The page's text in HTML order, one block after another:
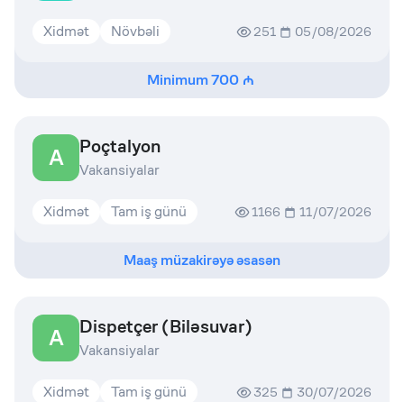
Xidmət Növbəli 251 05/08/2026
Minimum700
A Poçtalyon
Vakansiyalar
Xidmət Tam iş günü 1166 11/07/2026
Maaş müzakirəyə əsasən
A Dispetçer (Biləsuvar)
Vakansiyalar
Xidmət Tam iş günü 325 30/07/2026